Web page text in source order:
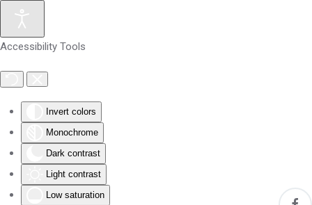
Accessibility Tools
Invert colors
Monochrome
Dark contrast
Light contrast
Low saturation
Skip to main content